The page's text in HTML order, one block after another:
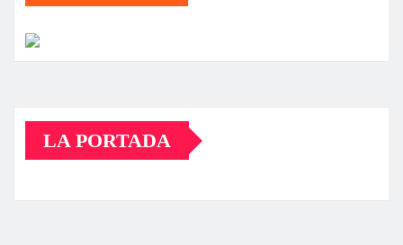
LA PORTADA